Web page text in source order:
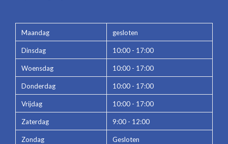
Maandag gesloten
Dinsdag 10:00 - 17:00
Woensdag 10:00 - 17:00
Donderdag 10:00 - 17:00
Vrijdag 10:00 - 17:00
Zaterdag 9:00 - 12:00
Zondag Gesloten